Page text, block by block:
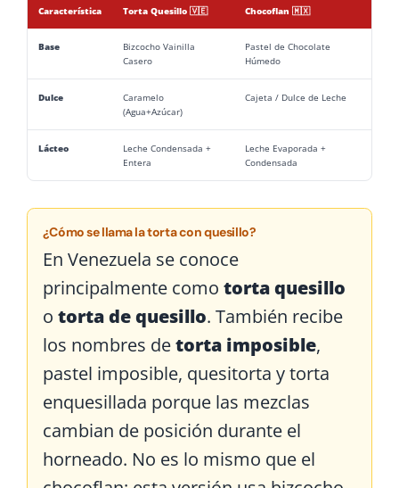
Característica Torta Quesillo 🇻🇪 Chocoflan 🇲🇽
Base
Bizcocho Vainilla
Casero
Pastel de Chocolate
Húmedo
Dulce
Caramelo
(Agua+Azúcar)
Cajeta / Dulce de Leche
Lácteo
Leche Condensada +
Entera
Leche Evaporada +
Condensada
¿Cómo se llama la torta con quesillo?
En Venezuela se conoce
principalmente como torta quesillo
o torta de quesillo. También recibe
los nombres detorta imposible,
pastel imposible, quesitorta y torta
enquesillada porque las mezclas
cambian de posición durante el
horneado. No es lo mismo que el